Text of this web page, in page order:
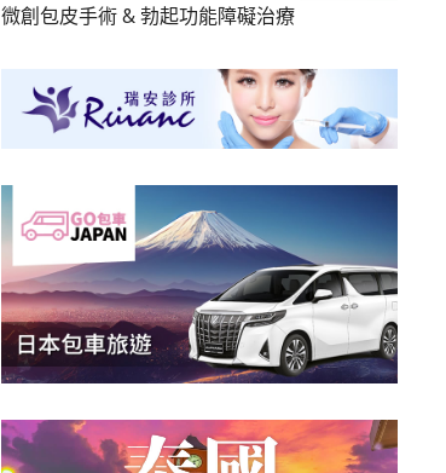
微創包皮手術&勃起功能障礙治療